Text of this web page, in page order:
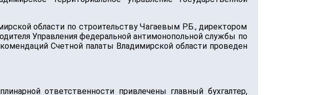
области по строительству Чагаевым Р.Б., директором
Управления федеральной антимонопольной службы по
Счетной палаты Владимирской области проведен
ответственности привлечены главный бухгалтер,